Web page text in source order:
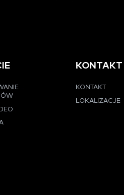
KONTAKT
KONTAKT
LOKALIZACJE